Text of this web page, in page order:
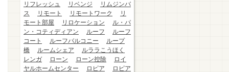
リフレッシュ
リベンジ
リムジンバ
ス
リモート リモートワーク
リ
モート部屋
リロケーション
ル・パ
ン・コティディアン
ルーフ
ルーフ
コート
ルーフバルコニー
ループ
橋
ルームシェア
ルララこうほく
レンガ
ローン ローン控除
ロイ
ヤルホームセンター
ロピア
ロピア